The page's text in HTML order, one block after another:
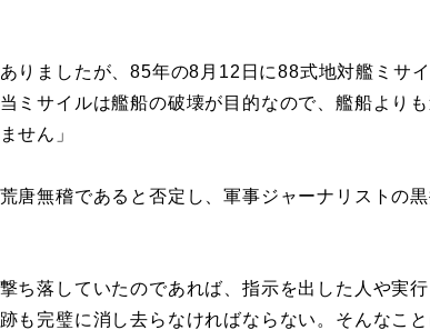
りましたが、85年の8月12日に88式地対艦ミサ
ミサイルは艦船の破壊が目的なので、艦船より
せん」
唐無稽であると否定し、軍事ジャーナリストの黒
ち落していたのであれば、指示を出した人や実
も完璧に消し去らなければならない。そんなこと